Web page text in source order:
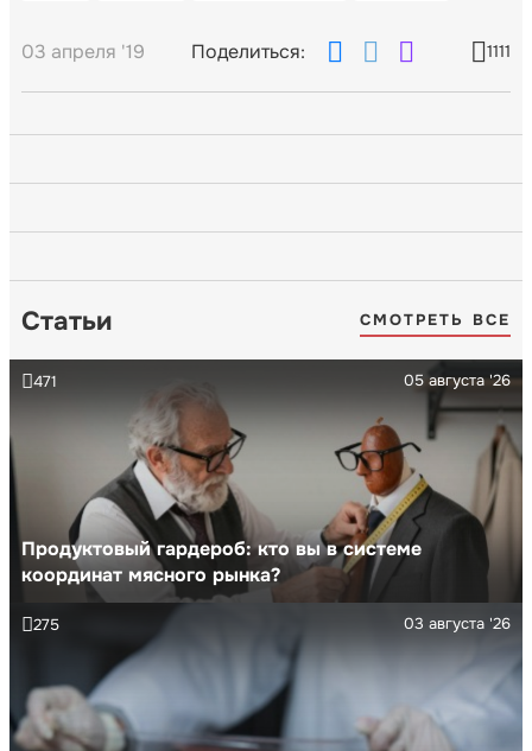
03 апреля '19 Поделиться: 1111
Статьи СМОТРЕТЬ ВСЕ
Продуктовый гардероб: кто вы в системе
координат мясного рынка?
05 августа '26
471
03 августа '26
275